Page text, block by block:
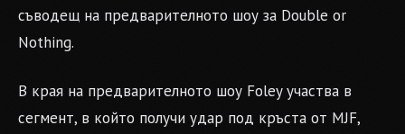
съводещ на предварителното шоу за Double or
Nothing.
В края на предварителното шоу Foley участва в
сегмент, в който получи удар под кръста от MJF,